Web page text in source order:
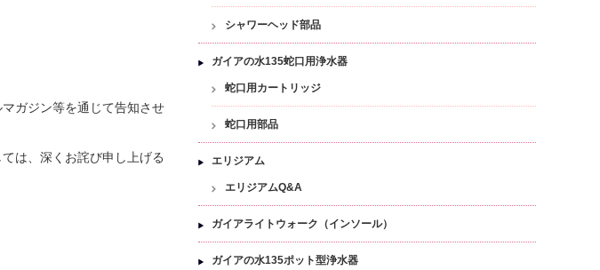
ガジン等を通じて告知させ
は、深くお詫び申し上げる
シャワーヘッド部品
ガイアの水135蛇口用浄水器
蛇口用カートリッジ
蛇口用部品
エリジアム
エリジアムQ&A
ガイアライトウォーク（インソール）
ガイアの水135ポット型浄水器